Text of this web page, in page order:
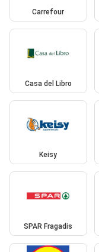
Carrefour
Casa del Libro
Keisy
SPAR Fragadis